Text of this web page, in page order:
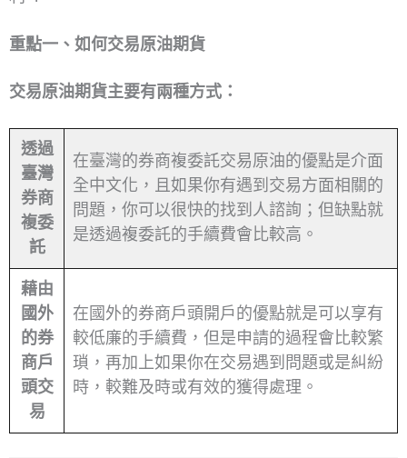
重點一、如何交易原油期貨
交易原油期貨主要有兩種方式：
透過
臺灣
券商
複委
託
在臺灣的券商複委託交易原油的優點是介面
全中文化，且如果你有遇到交易方面相關的
問題，你可以很快的找到人諮詢；但缺點就
是透過複委託的手續費會比較高。
藉由
國外
的券
商戶
頭交
易
在國外的券商戶頭開戶的優點就是可以享有
較低廉的手續費，但是申請的過程會比較繁
瑣，再加上如果你在交易遇到問題或是糾紛
時，較難及時或有效的獲得處理。